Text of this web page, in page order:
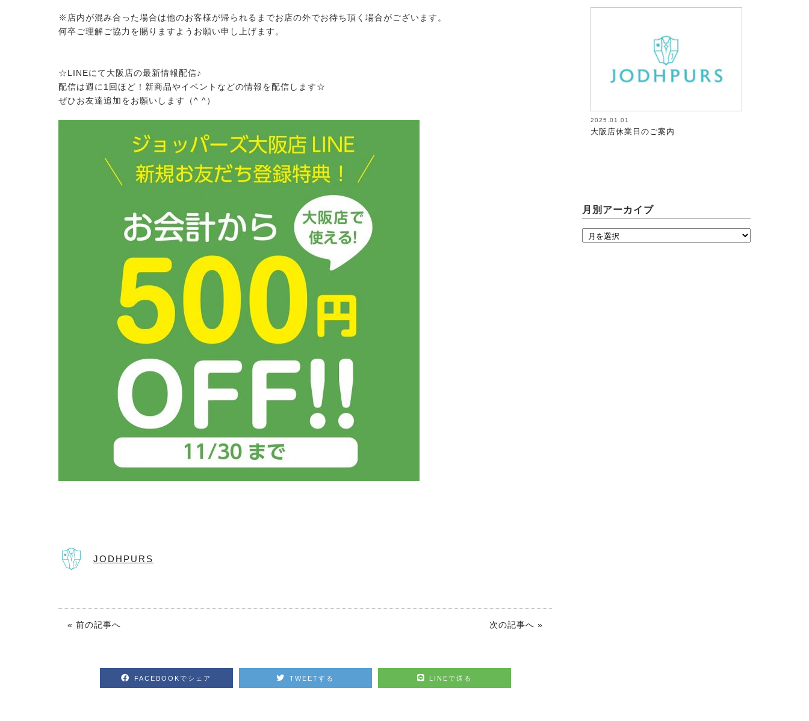
※店内が混み合った場合は他のお客様が帰られるまでお店の外でお待ち頂く場合がございます。
何卒ご理解ご協力を賜りますようお願い申し上げます。
☆LINEにて大阪店の最新情報配信♪
配信は週に1回ほど！新商品やイベントなどの情報を配信します☆
ぜひお友達追加をお願いします（^ ^）
JODHPURS
« 前の記事へ 次の記事へ »
FACEBOOKでシェア TWEETする LINEで送る
2026.07.15
ノーザンマスターズ・ホースショー
2026 POPUP出店！
2026.07.18
鞭はいかがですかっ☆
2026.08.05
馬術（17）【～馬にたずさわる人全て
月別アーカイブ